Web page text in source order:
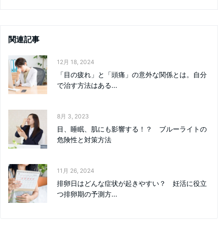
関連記事
12月 18, 2024
「目の疲れ」と「頭痛」の意外な関係とは。自分
で治す方法はある...
8月 3, 2023
目、睡眠、肌にも影響する！？ ブルーライトの
危険性と対策方法
11月 26, 2024
排卵日はどんな症状が起きやすい？ 妊活に役立
つ排卵期の予測方...